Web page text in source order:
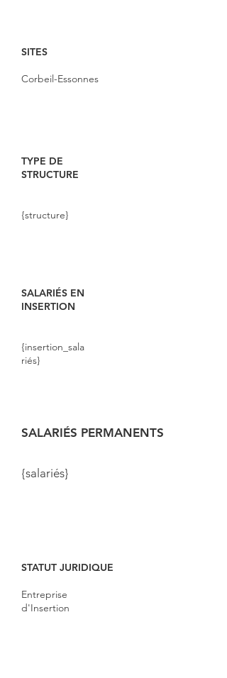
SITES
Corbeil-Essonnes
TYPE DE
STRUCTURE
{structure}
SALARIÉS EN
INSERTION
{insertion_sala
riés}
SALARIÉS PERMANENTS
{salariés}
STATUT JURIDIQUE
Entreprise
d'Insertion